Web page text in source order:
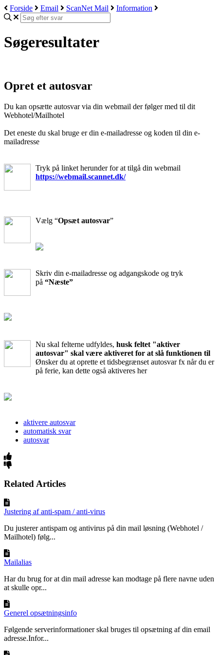
Forside Email ScanNet Mail Information
Søgeresultater
Opret et autosvar
Du kan opsætte autosvar via din webmail der følger med til dit
Webhotel/Mailhotel
Det eneste du skal bruge er din e-mailadresse og koden til din e-
mailadresse
Tryk på linket herunder for at tilgå din webmail
https://webmail.scannet.dk/
Vælg “Opsæt autosvar”
Skriv din e-mailadresse og adgangskode og tryk
på “Næste”
Nu skal felterne udfyldes, husk feltet "aktiver
autosvar" skal være aktiveret for at slå funktionen til
Ønsker du at oprette et tidsbegrænset autosvar fx når du er
på ferie, kan dette også aktiveres her
aktivere autosvar
automatisk svar
autosvar
Related Articles
Justering af anti-spam / anti-virus
Du justerer antispam og antivirus på din mail løsning (Webhotel /
Mailhotel) følg...
Mailalias
Har du brug for at din mail adresse kan modtage på flere navne uden
at skulle opr...
Generel opsætningsinfo
Følgende serverinformationer skal bruges til opsætning af din email
adresse.Infor...